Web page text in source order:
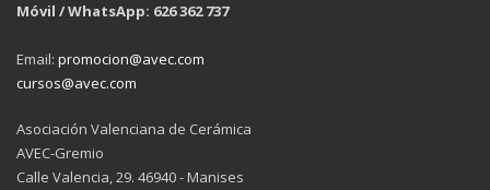
Móvil / WhatsApp: 626 362 737
Email: promocion@avec.com
cursos@avec.com
Asociación Valenciana de Cerámica
AVEC-Gremio
Calle Valencia, 29. 46940 - Manises